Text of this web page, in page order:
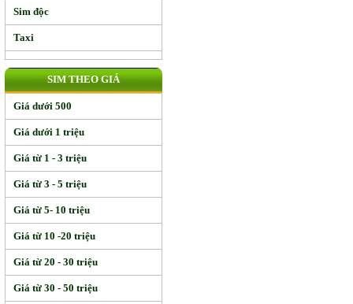
Sim độc
Taxi
SIM THEO GIÁ
Giá dưới 500
Giá dưới 1 triệu
Giá từ 1 - 3 triệu
Giá từ 3 - 5 triệu
Giá từ 5- 10 triệu
Giá từ 10 -20 triệu
Giá từ 20 - 30 triệu
Giá từ 30 - 50 triệu